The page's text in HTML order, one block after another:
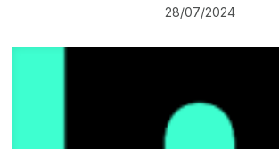
28/07/2024